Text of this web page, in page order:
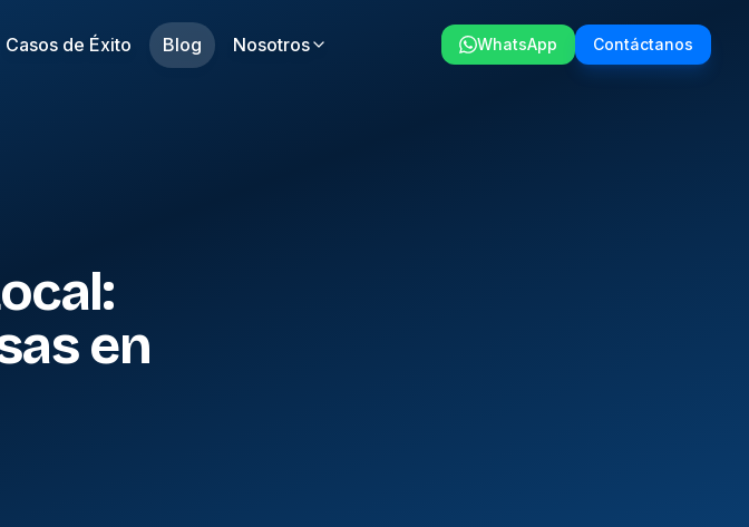
Casos de Éxito Blog Nosotros WhatsApp Contáctanos
en